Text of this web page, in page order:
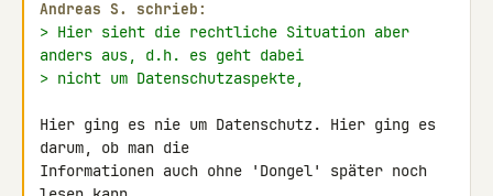
Andreas S. schrieb:
> Hier sieht die rechtliche Situation aber
anders aus, d.h. es geht dabei
> nicht um Datenschutzaspekte,
Hier ging es nie um Datenschutz. Hier ging es
darum, ob man die
Informationen auch ohne 'Dongel' später noch